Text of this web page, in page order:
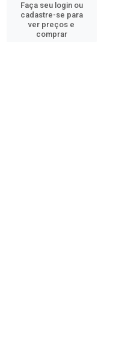
Faça seu login ou
cadastre-se para
ver preços e
comprar